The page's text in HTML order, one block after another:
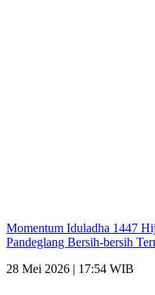
Momentum Iduladha 1447
Pandeglang Bersih-bersih
28 Mei 2026 | 17:54 WIB